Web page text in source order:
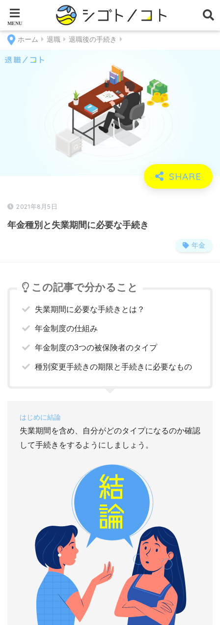
ホーム 退職 退職後の手続き
2021年8月5日
年金種別と失業期間に必要な手続き
年金
この記事で分かること
失業期間に必要な手続きとは？
年金制度の仕組み
年金制度の3つの被保険者のタイプ
種別変更手続きの期限と手続きに必要なもの
はじめに結論
失業期間を含め、自分がどのタイプになるのか確認
して手続きをするようにしましょう。